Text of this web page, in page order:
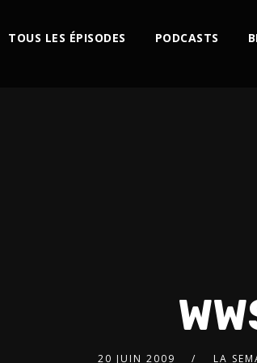
TOUS LES ÉPISODES PODCASTS
20 JUIN 2009 LA